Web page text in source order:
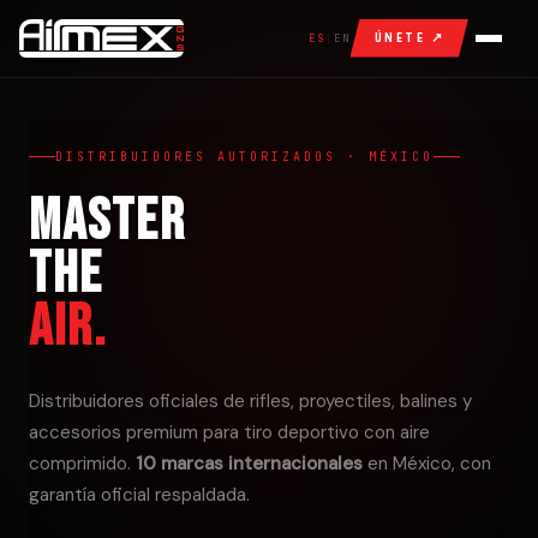
ES EN ÚNETE ↗
MARCAS
DISTRIBUIDORES
SOPORTE
CONTACTO
DISTRIBUIDORES AUTORIZADOS · MÉXICO
Master
the
Air.
Distribuidores oficiales de rifles, proyectiles, balines y
accesorios premium para tiro deportivo con aire
comprimido. 10 marcas internacionales en México, con
garantía oficial respaldada.